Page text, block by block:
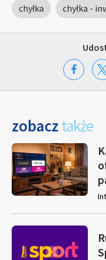
chyłka chyłka -
zobacz także